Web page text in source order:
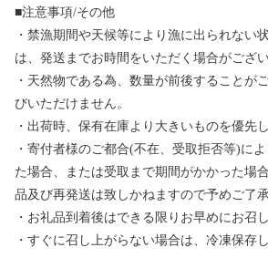
■注意事項/その他
・禁漁期間や天候等により漁に出られない
は、発送までお時間をいただく場合がござい
・天然物である為、数量が前後することが
びいただけません。
・出荷時、保有在庫より大きいものを優先
・寄付者様のご都合(不在、受取拒否等)に
た場合、または受取まで期間がかかった場
品及び再発送は致しかねますので予めご了承
・お礼品到着後はできる限りお早めにお召
・すぐに召し上がらない場合は、冷凍保存